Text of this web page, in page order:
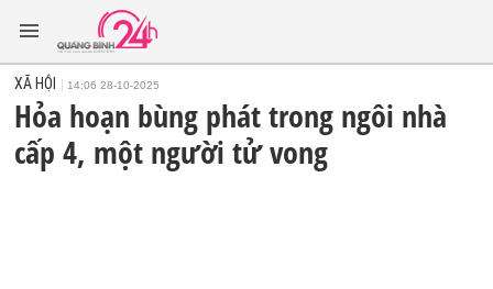
XÃ HỘI 14:06 28-10-2025
Hỏa hoạn bùng phát trong ngôi nhà
cấp 4, một người tử vong